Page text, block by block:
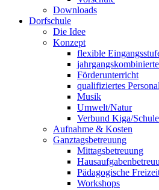
Downloads
Dorfschule
Die Idee
Konzept
flexible
Förderunterricht
qualifiziertes Personal
Musik
Umwelt/Natur
Verbund Kiga/
Aufnahme & Kosten
Ganztagsbetreuung
Mittagsbetreuung
Pädagogische
Workshops